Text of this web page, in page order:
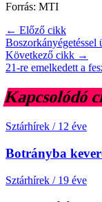
Forrás: MTI
← Előző cikk
Boszorkányégetéssel
Következő cikk →
21-re emelkedett a
Kapcsolódó
Sztárhírek / 12 éve
Botrányba
Sztárhírek / 19 éve